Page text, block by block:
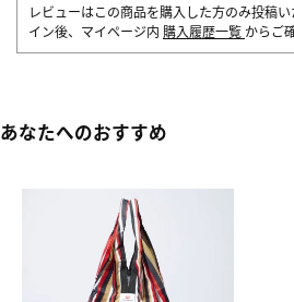
レビューはこの商品を購入した方のみ投稿
イン後、マイページ内 購入履歴一覧 からご
あなたへのおすすめ